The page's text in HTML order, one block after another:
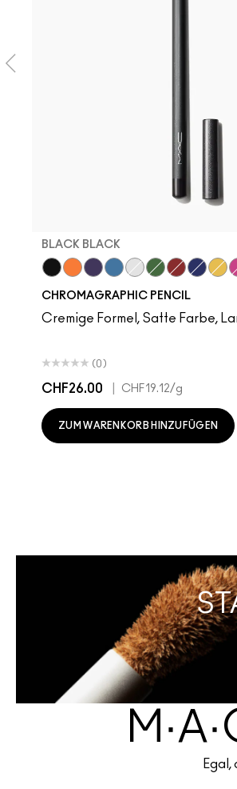
BLACK BLACK
CHROMAGRAPHIC PENCIL
Cremige Formel, Satte Farbe,
(0)
CHF26.00 CHF19.12/g
ZUM WARENKORB HINZUFÜGEN